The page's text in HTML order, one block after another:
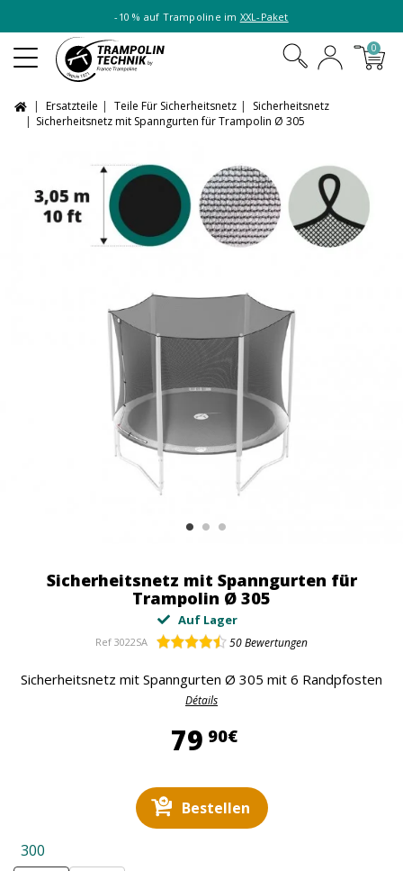
-10 % auf Trampoline im XXL-Paket
0
Ersatzteile Teile Für Sicherheitsnetz
Sicherheitsnetz
Sicherheitsnetz mit Spanngurten für Trampolin Ø 305
Sicherheitsnetz mit Spanngurten für
Trampolin Ø 305
Auf Lager
Ref 3022SA 50Bewertungen
Sicherheitsnetz mit Spanngurten Ø 305 mit 6 Randpfosten
Détails
79 90€79,90 €
Bestellen
300